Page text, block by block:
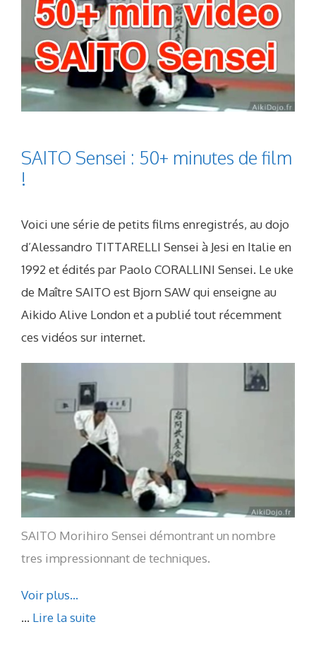
SAITO Sensei : 50+ minutes de film
!
Voici une série de petits films enregistrés, au dojo
d’Alessandro TITTARELLI Sensei à Jesi en Italie en
1992 et édités par Paolo CORALLINI Sensei. Le uke
de Maître SAITO est Bjorn SAW qui enseigne au
Aikido Alive London et a publié tout récemment
ces vidéos sur internet.
SAITO Morihiro Sensei démontrant un nombre
tres impressionnant de techniques.
Voir plus…
... Lire la suite